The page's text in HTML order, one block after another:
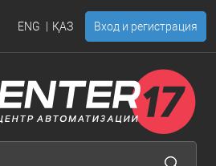
ENG ҚАЗ Вход и регистрация